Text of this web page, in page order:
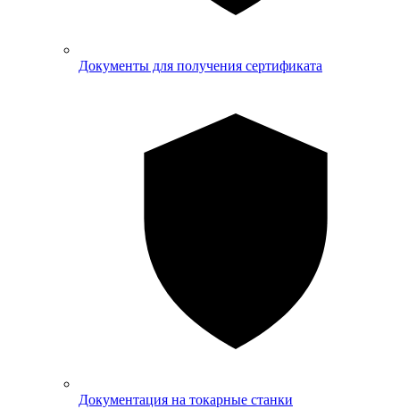
Документы для получения сертификата
Документация на токарные станки